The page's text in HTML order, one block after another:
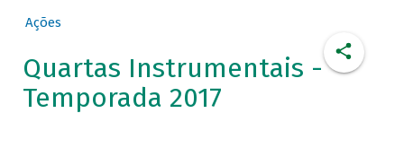
Ações
Quartas Instrumentais -
Temporada 2017